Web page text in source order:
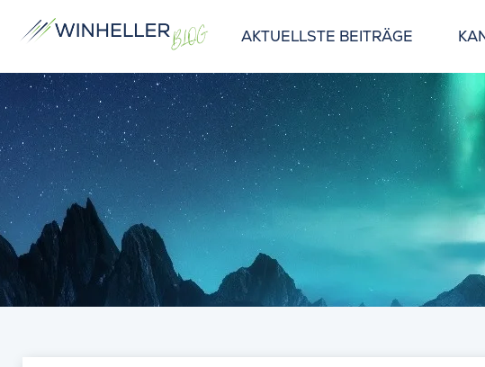
AKTUELLSTE BEITRÄGE